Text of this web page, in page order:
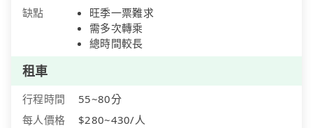
缺點
旺季一票難求
需多次轉乘
總時間較長
租車
行程時間
55~80分
每人價格
$280~430/人